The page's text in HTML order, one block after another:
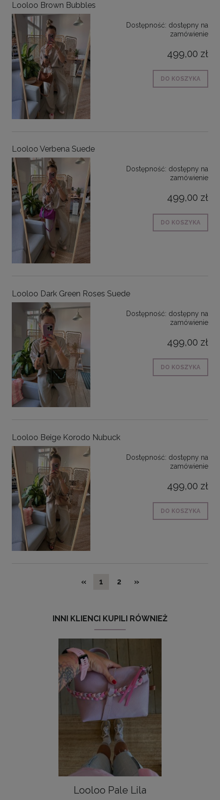
Looloo Brown Bubbles
Dostępność: dostępny na
zamówienie
499,00 zł
DO KOSZYKA
Looloo Verbena Suede
Dostępność: dostępny na
zamówienie
499,00 zł
DO KOSZYKA
Looloo Dark Green Roses Suede
Dostępność: dostępny na
zamówienie
499,00 zł
DO KOSZYKA
Looloo Beige Korodo Nubuck
Dostępność: dostępny na
zamówienie
499,00 zł
DO KOSZYKA
« 1 2 »
INNI KLIENCI KUPILI RÓWNIEŻ
Looloo Pale Lila